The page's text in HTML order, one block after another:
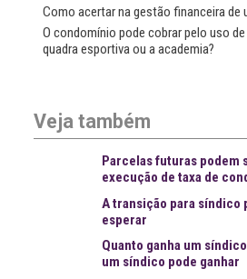
Como acertar na gestão financeira de
O condomínio pode cobrar pelo uso
quadra esportiva ou a academia?
Veja também
Parcelas futuras podem
execução de taxa de
A transição para síndico
esperar
Quanto ganha um
um síndico pode ganhar